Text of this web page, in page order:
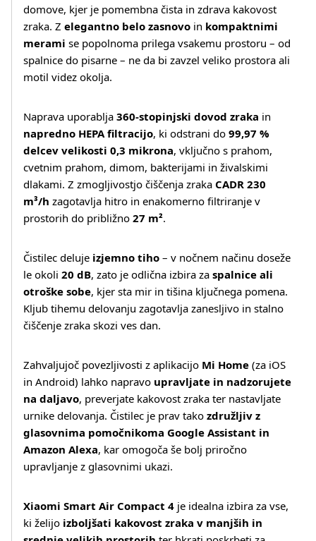
Več o izdelku
domove, kjer je pomembna čista in zdrava kakovost
zraka. Z elegantno belo zasnovo in kompaktnimi
merami se popolnoma prilega vsakemu prostoru – od
spalnice do pisarne – ne da bi zavzel veliko prostora ali
motil videz okolja.
Naprava uporablja 360‑stopinjski dovod zraka in
napredno HEPA filtracijo, ki odstrani do 99,97 %
delcev velikosti 0,3 mikrona, vključno s prahom,
cvetnim prahom, dimom, bakterijami in živalskimi
dlakami. Z zmogljivostjo čiščenja zraka CADR 230
m³/h zagotavlja hitro in enakomerno filtriranje v
prostorih do približno 27 m².
Čistilec deluje izjemno tiho – v nočnem načinu doseže
le okoli 20 dB, zato je odlična izbira za spalnice ali
otroške sobe, kjer sta mir in tišina ključnega pomena.
Kljub tihemu delovanju zagotavlja zanesljivo in stalno
čiščenje zraka skozi ves dan.
Zahvaljujoč povezljivosti z aplikacijo Mi Home (za iOS
in Android) lahko napravo upravljate in nadzorujete
na daljavo, preverjate kakovost zraka ter nastavljate
urnike delovanja. Čistilec je prav tako združljiv z
glasovnima pomočnikoma Google Assistant in
Amazon Alexa, kar omogoča še bolj priročno
upravljanje z glasovnimi ukazi.
Xiaomi Smart Air Compact 4 je idealna izbira za vse,
ki želijo izboljšati kakovost zraka v manjših in